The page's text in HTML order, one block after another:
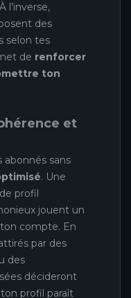
l’inverse,
des
selon tes
de renforcer
ton
et
sans
. Une
profil
jouent un
compte. En
par des
des
décideront
profil paraît